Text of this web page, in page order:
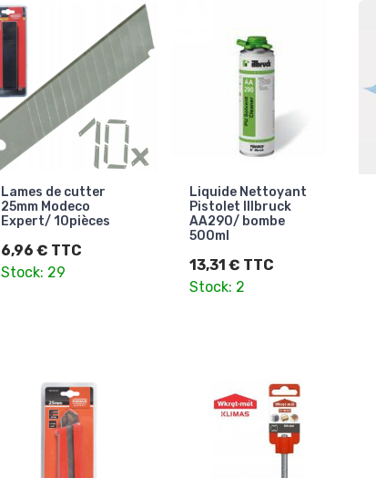
Lames de cutter
25mm Modeco
Expert/ 10pièces
6,96 € TTC
Stock: 29
Liquide Nettoyant
Pistolet Illbruck
AA290/ bombe
500ml
13,31 € TTC
Stock: 2